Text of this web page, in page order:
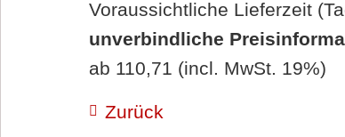
Voraussichtliche Lieferzeit
unverbindliche
ab 110,71 (incl. MwSt. 19%)
Zurück